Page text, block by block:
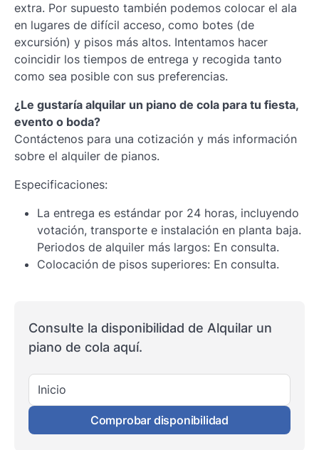
extra. Por supuesto también podemos colocar el ala
en lugares de difícil acceso, como botes (de
excursión) y pisos más altos. Intentamos hacer
coincidir los tiempos de entrega y recogida tanto
como sea posible con sus preferencias.
¿Le gustaría alquilar un piano de cola para tu fiesta,
evento o boda?
Contáctenos para una cotización y más información
sobre el alquiler de pianos.
Especificaciones:
La entrega es estándar por 24 horas, incluyendo
votación, transporte e instalación en planta baja.
Periodos de alquiler más largos: En consulta.
Colocación de pisos superiores: En consulta.
Consulte la disponibilidad de Alquilar un
piano de cola aquí.
Inicio
Comprobar disponibilidad